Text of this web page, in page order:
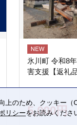
氷川町 令和8
害支援【返礼
5,000円
上のため、クッキー
リシーをお読みくださ